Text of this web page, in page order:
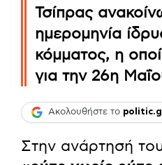
Τσίπρας
ημερομηνία
κόμματος, η
για την 26η
Ακολουθήστε το
Στην ανάρτησή